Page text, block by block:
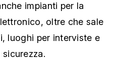
impianti per la
oltre che sale
luoghi per interviste e